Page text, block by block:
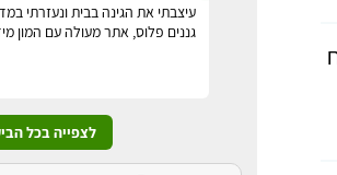
עיצבתי את הגינה בבית ונעזרתי
גננים פלוס, אתר מעולה עם המון
לצפייה בכל